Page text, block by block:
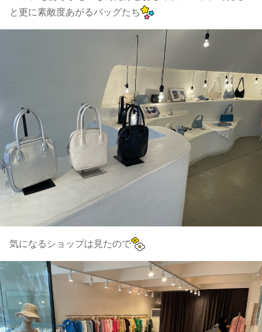
と更に素敵度あがるバッグたち
気になるショップは見たので